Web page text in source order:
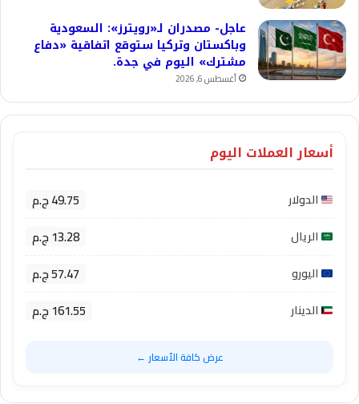
عاجل- مصدران لـ«رويترز»: السعودية
وباكستان وتركيا ستوقع اتفاقية «دفاع
مشترك» اليوم في جدة.
أغسطس 6, 2026
أسعار العملات اليوم
الدولار 49.75 ج.م
الريال 13.28 ج.م
اليورو 57.47 ج.م
الدينار 161.55 ج.م
عرض كافة الأسعار ←